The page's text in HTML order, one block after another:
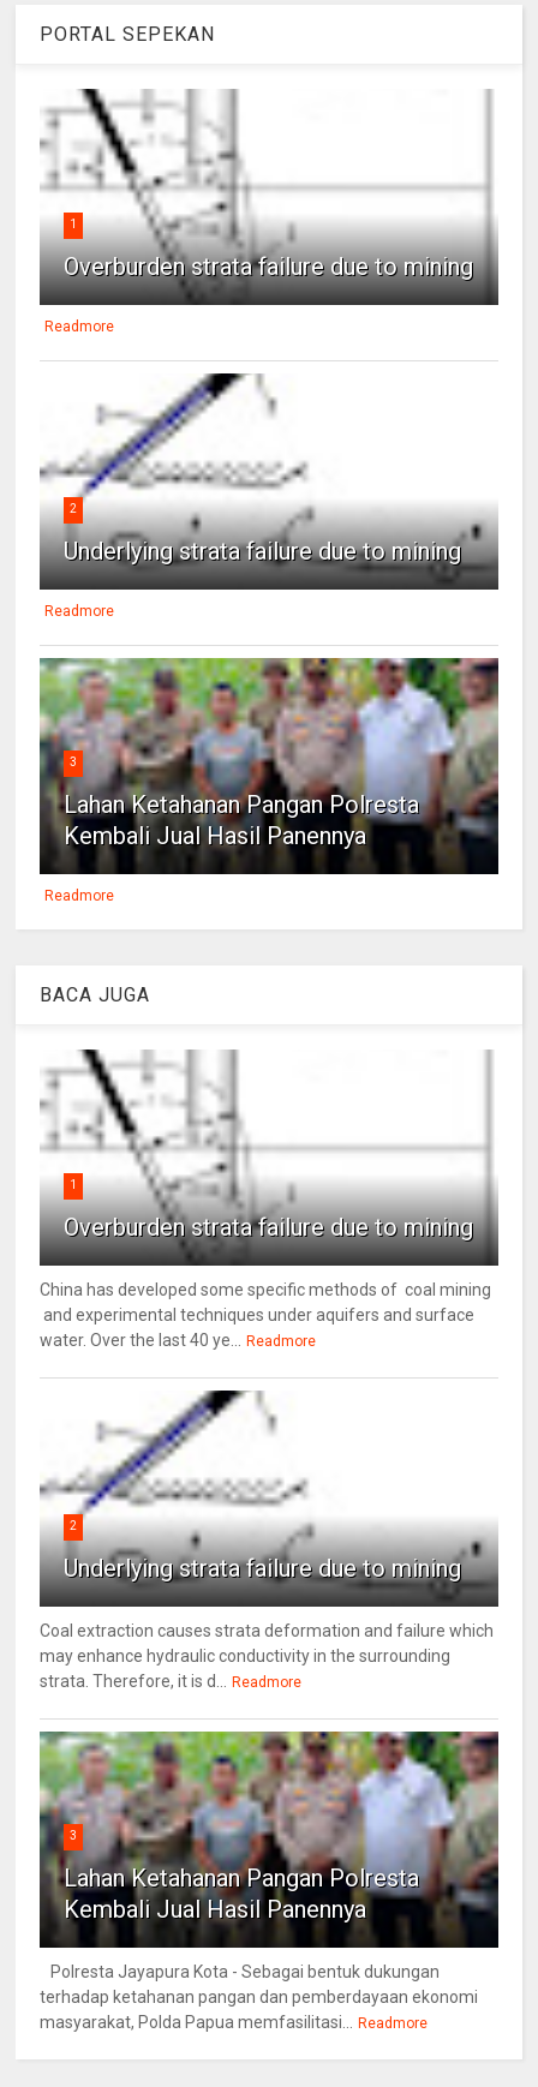
PORTAL SEPEKAN
1
Overburden strata failure due to mining
Readmore
2
Underlying strata failure due to mining
Readmore
3
Lahan Ketahanan Pangan Polresta
Kembali Jual Hasil Panennya
Readmore
BACA JUGA
1
Overburden strata failure due to mining
China has developed some specific methods of coal mining
and experimental techniques under aquifers and surface
water. Over the last 40 ye...
Readmore
2
Underlying strata failure due to mining
Coal extraction causes strata deformation and failure which
may enhance hydraulic conductivity in the surrounding
strata. Therefore, it is d...
Readmore
3
Lahan Ketahanan Pangan Polresta
Kembali Jual Hasil Panennya
Polresta Jayapura Kota - Sebagai bentuk dukungan
terhadap ketahanan pangan dan pemberdayaan ekonomi
masyarakat, Polda Papua memfasilitasi...
Readmore